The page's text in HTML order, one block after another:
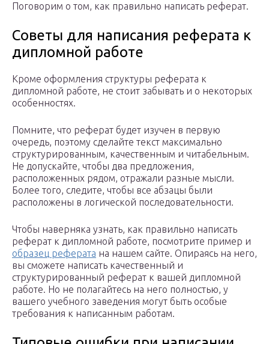
Поговорим о том, как правильно написать реферат.
Советы для написания реферата к
дипломной работе
Кроме оформления структуры реферата к
дипломной работе, не стоит забывать и о некоторых
особенностях.
Помните, что реферат будет изучен в первую
очередь, поэтому сделайте текст максимально
структурированным, качественным и читабельным.
Не допускайте, чтобы два предложения,
расположенных рядом, отражали разные мысли.
Более того, следите, чтобы все абзацы были
расположены в логической последовательности.
Чтобы наверняка узнать, как правильно написать
реферат к дипломной работе, посмотрите пример и
образец реферата на нашем сайте. Опираясь на него,
вы сможете написать качественный и
структурированный реферат к вашей дипломной
работе. Но не полагайтесь на него полностью, у
вашего учебного заведения могут быть особые
требования к написанным работам.